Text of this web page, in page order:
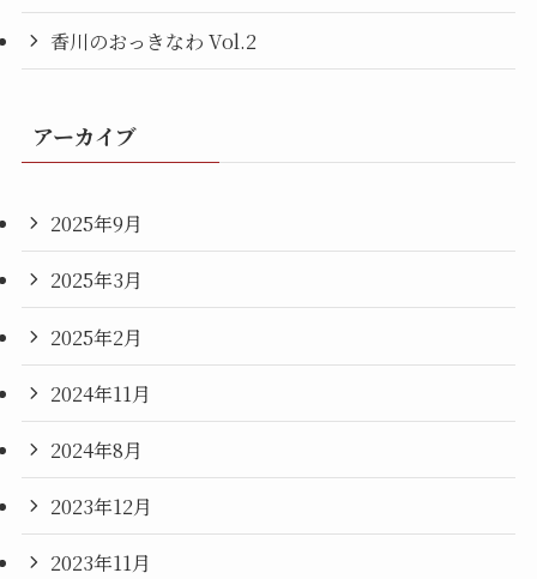
香川のおっきなわ Vol.2
アーカイブ
2025年9月
2025年3月
2025年2月
2024年11月
2024年8月
2023年12月
2023年11月